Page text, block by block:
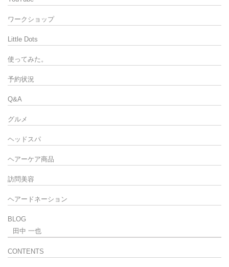
ワークショップ
Little Dots
使ってみた。
予約状況
Q&A
グルメ
ヘッドスパ
ヘアーケア商品
訪問美容
ヘアードネーション
BLOG
田中 一也
CONTENTS